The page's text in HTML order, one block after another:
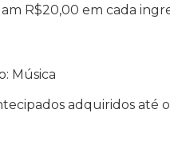
R$20,00 em cada
Música
adquiridos até